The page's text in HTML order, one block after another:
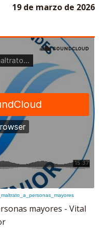
19 de marzo de 2026
mayores - Vital